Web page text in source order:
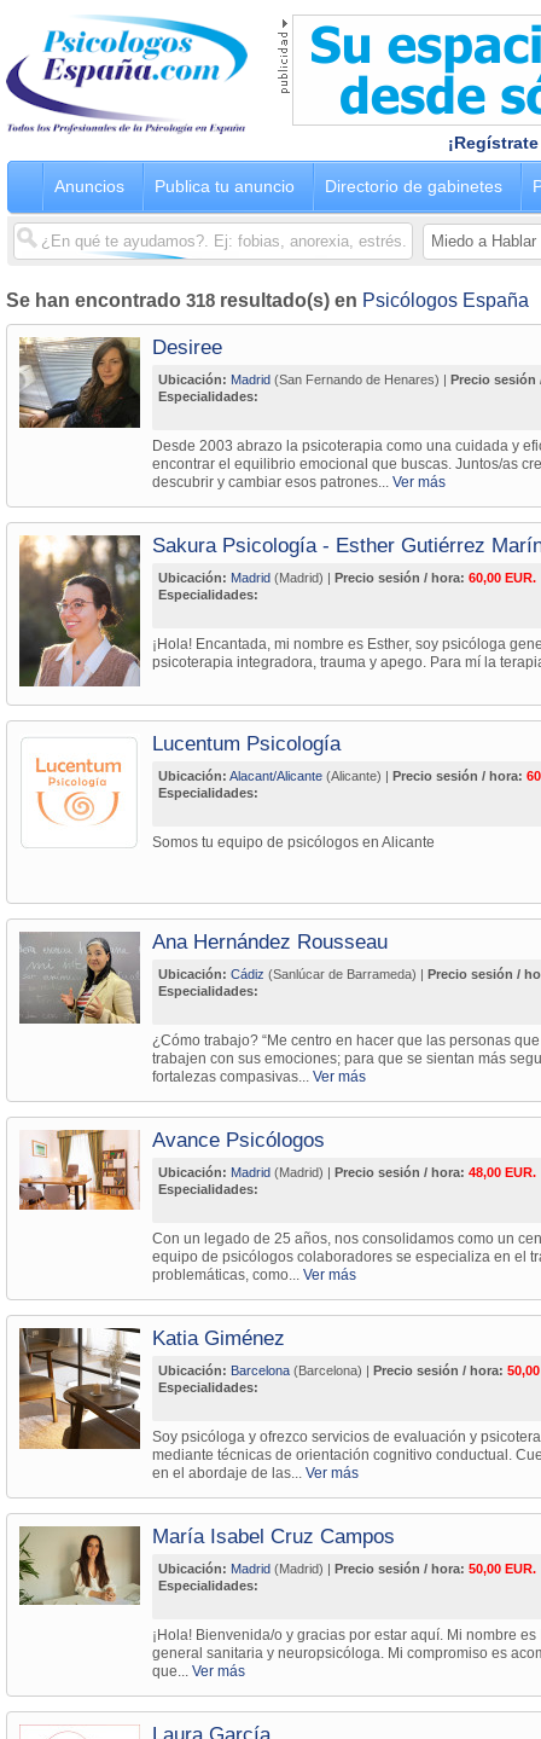
Anuncios Publica tu anuncio Directorio de gabinetes
Se han encontrado 318 resultado(s) en Psicólogos España
Desiree
Ubicación: Madrid (San Fernando de Henares) | Precio sesión
Especialidades:
Desde 2003 abrazo la psicoterapia como una cuidada y
encontrar el equilibrio emocional que buscas. Juntos/as
descubrir y cambiar esos patrones... Ver más
Sakura Psicología - Esther Gutiérrez
Ubicación: Madrid (Madrid) | Precio sesión / hora: 60,00 EUR.
Especialidades:
¡Hola! Encantada, mi nombre es Esther, soy psicóloga
psicoterapia integradora, trauma y apego. Para mí la
Lucentum Psicología
Ubicación: Alacant/Alicante (Alicante) | Precio sesión / hora:
Especialidades:
Somos tu equipo de psicólogos en Alicante
Ana Hernández Rousseau
Ubicación: Cádiz (Sanlúcar de Barrameda) | Precio sesión /
Especialidades:
¿Cómo trabajo? “Me centro en hacer que las personas
trabajen con sus emociones; para que se sientan más
fortalezas compasivas... Ver más
Avance Psicólogos
Ubicación: Madrid (Madrid) | Precio sesión / hora: 48,00 EUR.
Especialidades:
Con un legado de 25 años, nos consolidamos como un
equipo de psicólogos colaboradores se especializa en el
problemáticas, como... Ver más
Katia Giménez
Ubicación: Barcelona (Barcelona) | Precio sesión / hora:
Especialidades:
Soy psicóloga y ofrezco servicios de evaluación y
mediante técnicas de orientación cognitivo conductual.
en el abordaje de las... Ver más
María Isabel Cruz Campos
Ubicación: Madrid (Madrid) | Precio sesión / hora: 50,00 EUR.
Especialidades:
¡Hola! Bienvenida/o y gracias por estar aquí. Mi nombre
general sanitaria y neuropsicóloga. Mi compromiso es
que... Ver más